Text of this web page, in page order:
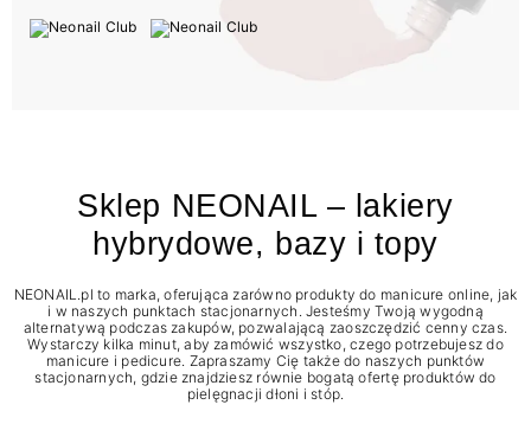
Sklep NEONAIL – lakiery
hybrydowe, bazy i topy
NEONAIL.pl to marka, oferująca zarówno produkty do manicure online, jak
i w naszych punktach stacjonarnych. Jesteśmy Twoją wygodną
alternatywą podczas zakupów, pozwalającą zaoszczędzić cenny czas.
Wystarczy kilka minut, aby zamówić wszystko, czego potrzebujesz do
manicure i pedicure. Zapraszamy Cię także do naszych punktów
stacjonarnych, gdzie znajdziesz równie bogatą ofertę produktów do
pielęgnacji dłoni i stóp.